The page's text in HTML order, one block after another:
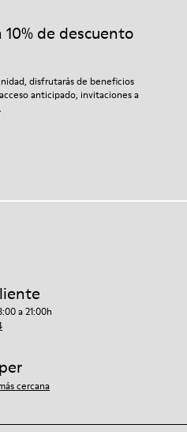
de descuento
disfrutarás de beneficios
anticipado, invitaciones a
a 21:00h
cercana